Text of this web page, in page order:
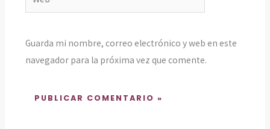
Guarda mi nombre, correo electrónico y web en este
navegador para la próxima vez que comente.